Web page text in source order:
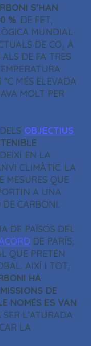
S’HAN
%. DE FET,
MUNDIAL
DE CO₂ A
DE FA TRES
MÉS ELEVADA
MOLT PER
OBJECTIUS
EN LA
CLIMÀTIC. LA
MESURES QUE
A UNA
CARBONI.
DE PAÏSOS DEL
DE PARÍS,
QUE PRETÉN
AIXÍ I TOT,
HA
DE
NOMÉS ES VAN
L’ATURADA
LA